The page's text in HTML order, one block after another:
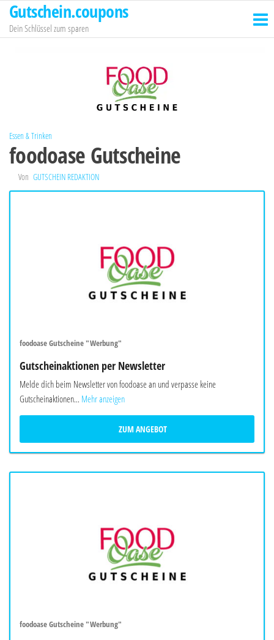
Zum
Inhalt
springen
Gutschein.coupons
Dein Schlüssel zum sparen
Essen & Trinken
foodoase Gutscheine
Von GUTSCHEIN REDAKTION
foodoase Gutscheine "Werbung"
Gutscheinaktionen per Newsletter
Melde dich beim Newsletter von foodoase an und verpasse keine
Gutscheinaktionen... Mehr anzeigen
ZUM ANGEBOT
foodoase Gutscheine "Werbung"